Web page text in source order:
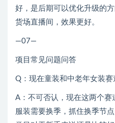
好，是后期可以优化升级的
货场直播间，效果更好。
—07—
项目常见问题问答
Q：现在童装和中老年女装赛
A：不可否认，现在这两个
服装需要换季，抓住换季节